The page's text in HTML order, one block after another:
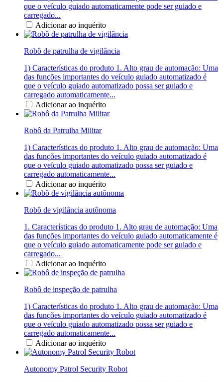
que o veículo guiado automaticamente pode ser guiado e
carregado...
Adicionar ao inquérito
Robô de patrulha de vigilância
1) Características do produto 1. Alto grau de automação: Uma
das funções importantes do veículo guiado automatizado é
que o veículo guiado automatizado possa ser guiado e
carregado automaticamente...
Adicionar ao inquérito
Robô da Patrulha Militar
1) Características do produto 1. Alto grau de automação: Uma
das funções importantes do veículo guiado automatizado é
que o veículo guiado automatizado possa ser guiado e
carregado automaticamente...
Adicionar ao inquérito
Robô de vigilância autônoma
1. Características do produto 1. Alto grau de automação: Uma
das funções importantes do veículo guiado automaticamente é
que o veículo guiado automaticamente pode ser guiado e
carregado...
Adicionar ao inquérito
Robô de inspeção de patrulha
1) Características do produto 1. Alto grau de automação: Uma
das funções importantes do veículo guiado automatizado é
que o veículo guiado automatizado possa ser guiado e
carregado automaticamente...
Adicionar ao inquérito
Autonomy Patrol Security Robot